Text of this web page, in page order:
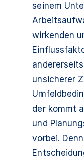
seinem
wirkenden
unsicherer
der kommt
und
vorbei.